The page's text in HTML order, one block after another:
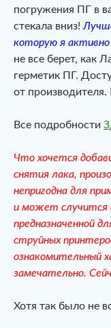
погружения ПГ в
стекала вниз!
которую я активно
не все берет, как
герметик ПГ.
от
Все подробности
Что хочется
снятия лака,
непригодна для
и может случится
предназначенной
струйных
ознакомительный
замечательно.
Хотя так было не